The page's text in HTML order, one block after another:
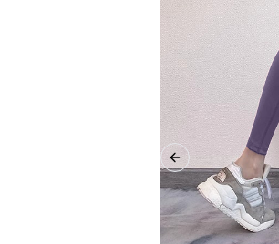
Previous slide